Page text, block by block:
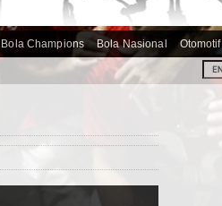
Bola Champions Bola Nasional Otomotif